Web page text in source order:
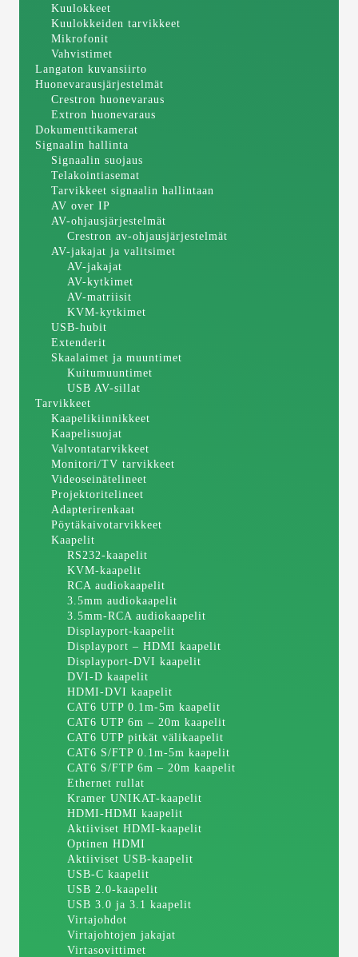
Kuulokkeet
Kuulokkeiden tarvikkeet
Mikrofonit
Vahvistimet
Langaton kuvansiirto
Huonevarausjärjestelmät
Crestron huonevaraus
Extron huonevaraus
Dokumenttikamerat
Signaalin hallinta
Signaalin suojaus
Telakointiasemat
Tarvikkeet signaalin hallintaan
AV over IP
AV-ohjausjärjestelmät
Crestron av-ohjausjärjestelmät
AV-jakajat ja valitsimet
AV-jakajat
AV-kytkimet
AV-matriisit
KVM-kytkimet
USB-hubit
Extenderit
Skaalaimet ja muuntimet
Kuitumuuntimet
USB AV-sillat
Tarvikkeet
Kaapelikiinnikkeet
Kaapelisuojat
Valvontatarvikkeet
Monitori/TV tarvikkeet
Videoseinätelineet
Projektoritelineet
Adapterirenkaat
Pöytäkaivotarvikkeet
Kaapelit
RS232-kaapelit
KVM-kaapelit
RCA audiokaapelit
3.5mm audiokaapelit
3.5mm-RCA audiokaapelit
Displayport-kaapelit
Displayport – HDMI kaapelit
Displayport-DVI kaapelit
DVI-D kaapelit
HDMI-DVI kaapelit
CAT6 UTP 0.1m-5m kaapelit
CAT6 UTP 6m – 20m kaapelit
CAT6 UTP pitkät välikaapelit
CAT6 S/FTP 0.1m-5m kaapelit
CAT6 S/FTP 6m – 20m kaapelit
Ethernet rullat
Kramer UNIKAT-kaapelit
HDMI-HDMI kaapelit
Aktiiviset HDMI-kaapelit
Optinen HDMI
Aktiiviset USB-kaapelit
USB-C kaapelit
USB 2.0-kaapelit
USB 3.0 ja 3.1 kaapelit
Virtajohdot
Virtajohtojen jakajat
Virtasovittimet